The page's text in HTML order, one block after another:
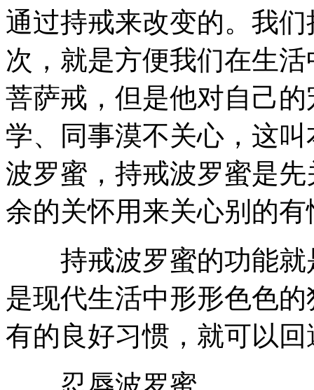
通过持戒来改变的。我
次，就是方便我们在生
菩萨戒，但是他对自己
学、同事漠不关心，这
波罗蜜，持戒波罗蜜是
余的关怀用来关心别的有
持戒波罗蜜的功能就
是现代生活中形形色色
有的良好习惯，就可以